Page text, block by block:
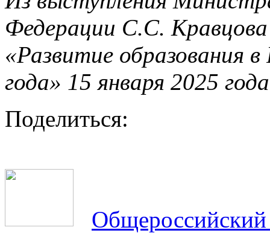
Федерации С.С.
«Развитие образования
года» 15 января 2025 года
Поделиться: